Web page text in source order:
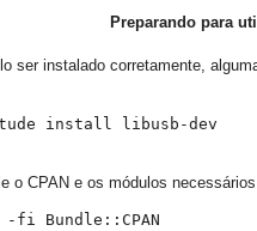
Preparando para
ser instalado corretamente,
install libusb-dev
o CPAN e os módulos necessários
-fi Bundle::CPAN